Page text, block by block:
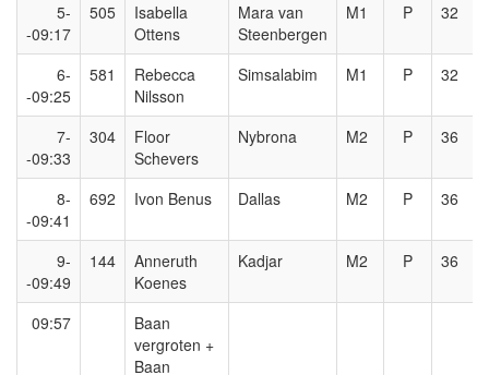
5-
-09:17
505
Isabella
Ottens
Mara van
Steenbergen
M1 P 32
6-
-09:25
581
Rebecca
Nilsson
Simsalabim M1 P 32
7-
-09:33
304
Floor
Schevers
Nybrona M2 P 36
8-
-09:41
692 Ivon Benus Dallas M2 P 36
9-
-09:49
144
Anneruth
Koenes
Kadjar M2 P 36
09:57
Baan
vergroten +
Baan